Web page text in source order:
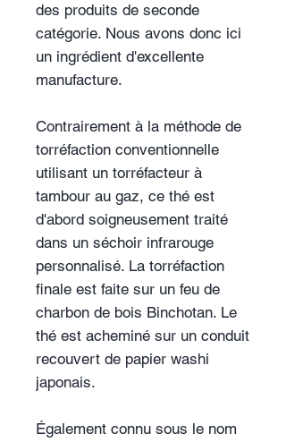
des produits de seconde
catégorie. Nous avons donc ici
un ingrédient d'excellente
manufacture.
Contrairement à la méthode de
torréfaction conventionnelle
utilisant un torréfacteur à
tambour au gaz, ce thé est
d'abord soigneusement traité
dans un séchoir infrarouge
personnalisé. La torréfaction
finale est faite sur un feu de
charbon de bois Binchotan. Le
thé est acheminé sur un conduit
recouvert de papier washi
japonais.
Également connu sous le nom